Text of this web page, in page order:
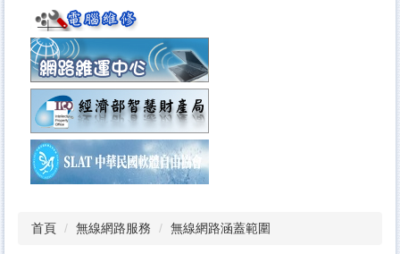
首頁 無線網路服務 無線網路涵蓋範圍